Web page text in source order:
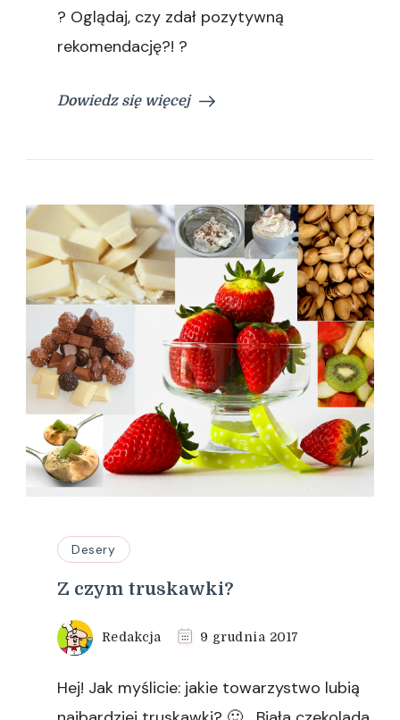
? Oglądaj, czy zdał pozytywną
rekomendację?! ?
Dowiedz się więcej
Desery
Z czym truskawki?
Redakcja 9 grudnia 2017
Hej! Jak myślicie: jakie towarzystwo lubią